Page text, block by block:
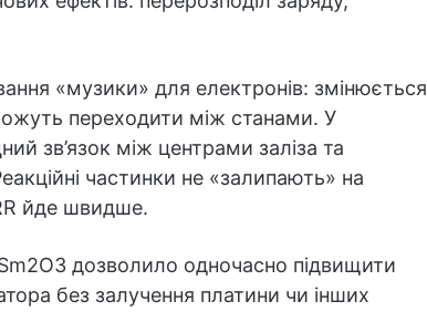
«музики» для електронів: змінюється
переходити між станами. У
зв’язок між центрами заліза та
частинки не «залипають» на
йде швидше.
дозволило одночасно підвищити
без залучення платини чи інших